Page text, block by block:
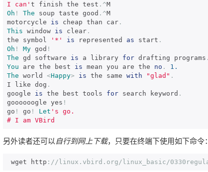
I can' t finish the test .^
Oh ! The soup taste good .^M
motorcycle is cheap than car .
This window is clear .
the symbol
'*' is represented as start .
Oh ! My god !
The gd software is a library for drafting programs
You are the best is mean you are the no .
1.
The world <Happy> is the same with "glad" .
I like dog .
google is the best tools for search keyword .
goooooogle yes !
go ! go ! Let 's go.
# I am VBird
另外读者还可以 自行到网上下载，只要在终端下使用如下命令：
wget http : //linux.vbird.org/linux_basic/